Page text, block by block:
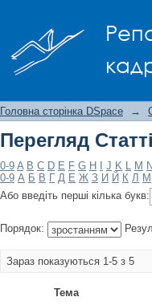
Головна сторінка DSpace →
Перегляд
0-9 A B C D E F G H J K L M N
0-9 А Б В Г Д Е Ж З И Й К Л М
Або введіть перші кілька букв:
Порядок:
Зараз показуються 1-5 з 5
Тема